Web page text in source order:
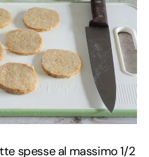
spesse al massimo 1/2